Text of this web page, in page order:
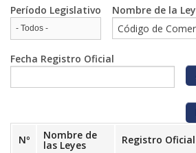
FISCALIZAMOS
TRANSPARENCIA
PRENSA
PARTICIPACIÓN
Período Legislativo Nombre de la Ley
Fecha Registro Oficial
Nº Nombre de
las Leyes Registro Oficial